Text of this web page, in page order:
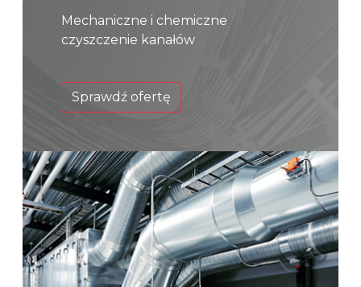
Mechaniczne i chemiczne
czyszczenie kanałów
Sprawdź ofertę